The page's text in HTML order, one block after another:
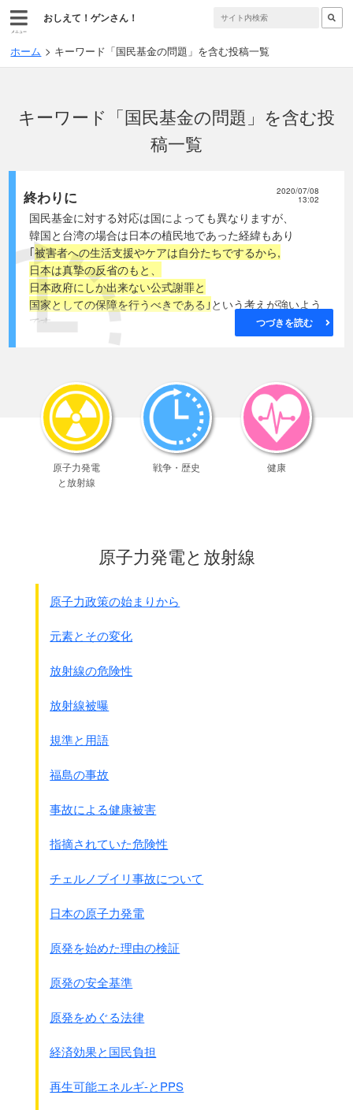
メニュー
おしえて！ゲンさん！
ホーム キーワード「国民基金の問題」を含む投稿一覧
キーワード「国民基金の問題」を含む投
稿一覧
終わりに 2020/07/08
13:02
国民基金に対する対応は国によっても異なりますが、
韓国と台湾の場合は日本の植民地であった経緯もあり
｢被害者への生活支援やケアは自分たちでするから,
日本は真摯の反省のもと、
日本政府にしか出来ない公式謝罪と
国家としての保障を行うべきである｣ という考えが強いよう
です。
＊被害者が求めた形ではなく、日本政府が勝手に決めたこと
＊強引な支給で被害者が分裂したこと
日本社会の本質的な意識改革につながらなかった
＊国際社会特に国連からは認められなかった
支給地域を限定 したこと
インドネシア及びオランダの7ｹ国としました。
そのためビルマ、マレ－シア、ミクロネシア、
東チモ－ル等から元慰安婦だった女性が名乗り
すべて無視されました。
北朝鮮は1992年5月に
2000年現在被害者数218名、証言者48名とされています
国交がない為無視
国民基金の組織や運営にも多くの問題が指摘されています。
慰安婦がどのくらい存在したのかの調査がされていない
数が正式に公開されていない
が、
連合をはじめとした労働組合のカンパが中心とうわさされ
＊募金総額が当初の目標より多かったのか、
＊集まった募金の内、どのくらい経費がかかったのか、
＊オランダだけは募金のお金ではなく、
国費で支払えるのならば、最初から全部国費にするべきだ
了したといえるのでしょうか？
つづきを読む
原子力発電
と放射線
戦争・歴史 健康
原子力発電と放射線
原子力政策の始まりから
元素とその変化
放射線の危険性
放射線被曝
規準と用語
福島の事故
事故による健康被害
指摘されていた危険性
チェルノブイリ事故について
日本の原子力発電
原発を始めた理由の検証
原発の安全基準
原発をめぐる法律
経済効果と国民負担
再生可能エネルギ-とPPS